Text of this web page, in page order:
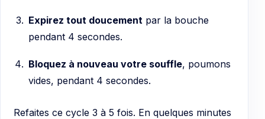
Expirez tout doucementpar la bouche
pendant 4 secondes.
Bloquez à nouveau votre souffle, poumons
vides, pendant 4 secondes.
Refaites ce cycle 3 à 5 fois. En quelques minutes